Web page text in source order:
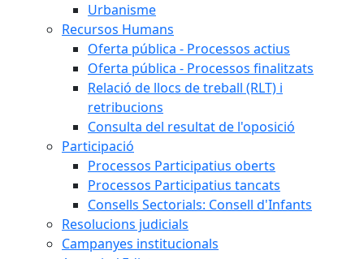
Urbanisme
Recursos Humans
Oferta pública - Processos actius
Oferta pública - Processos finalitzats
Relació de llocs de treball (RLT) i
retribucions
Consulta del resultat de l'oposició
Participació
Processos Participatius oberts
Processos Participatius tancats
Consells Sectorials: Consell d'Infants
Resolucions judicials
Campanyes institucionals